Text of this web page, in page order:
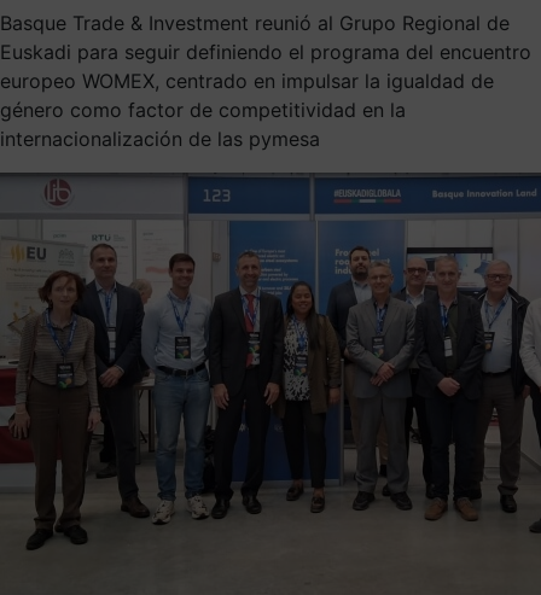
Basque Trade & Investment reunió al Grupo Regional de
Euskadi para seguir definiendo el programa del encuentro
europeo WOMEX, centrado en impulsar la igualdad de
género como factor de competitividad en la
internacionalización de las pymesa